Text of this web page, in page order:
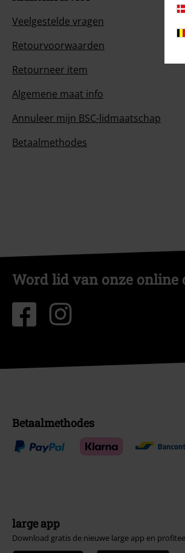
Veelgestelde vragen
Retourvoorwaarden
Retourneer item
Algemene maat info
Annuleer mijn BSC-lidmaatschap
Betaalmethodes
Word lid van onze online
Betaalmethodes
large app
Download gratis de nieuwe large app en